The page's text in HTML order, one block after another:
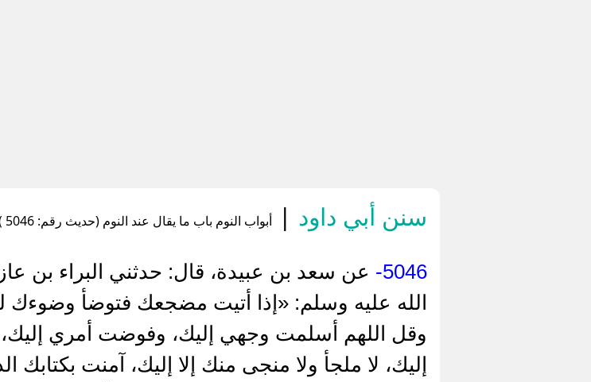
سنن أبي داود | أبواب النوم باب ما يقال عند النوم (حديث رقم: 5046 )
5046-
عن سعد بن عبيدة، قال: حدثني البراء بن
الله عليه وسلم: «إذا أتيت مضجعك فتوضأ وضوءك
وقل اللهم أسلمت وجهي إليك، وفوضت أمري
إليك، لا ملجأ ولا منجى منك إلا إليك، آمنت